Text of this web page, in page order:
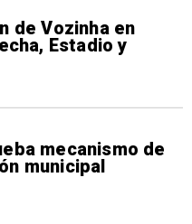
de Vozinha en
Estadio y
mecanismo de
municipal